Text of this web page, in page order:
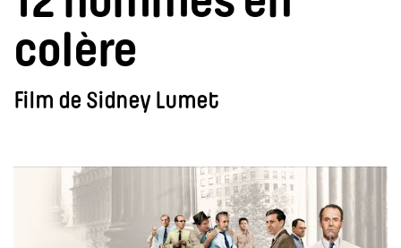
colère
Film de Sidney Lumet